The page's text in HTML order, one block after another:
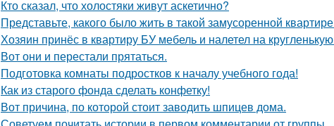
Кто сказал, что холостяки живут аскетично?
Представьте, какого было жить в такой замусоренной
Хозяин принёс в квартиру БУ мебель и налетел на
Вот они и перестали прятаться.
Подготовка комнаты подростков к началу учебного года!
Как из старого фонда сделать конфетку!
Вот причина, по которой стоит заводить шпицев дома.